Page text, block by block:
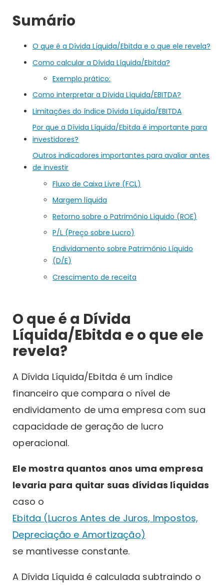
Sumário
O que é a Dívida Líquida/Ebitda e o que ele revela?
Como calcular a Dívida Líquida/Ebitda?
Exemplo prático:
Como interpretar a Dívida Líquida/EBITDA?
Limitações do índice Dívida Líquida/EBITDA
Por que a Dívida Líquida/Ebitda é importante para
investidores?
Outros indicadores importantes para avaliar antes
de investir
Fluxo de Caixa Livre (FCL)
Margem líquida
Retorno sobre o Patrimônio Líquido (ROE)
P/L (Preço sobre Lucro)
Endividamento sobre Patrimônio Líquido
(D/E)
Crescimento de receita
O que é a Dívida
Líquida/Ebitda e o que ele
revela?
A Dívida Líquida/Ebitda é um índice
financeiro que compara o nível de
endividamento de uma empresa com sua
capacidade de geração de lucro
operacional.
Ele mostra quantos anos uma empresa
levaria para quitar suas dívidas líquidas
caso o
Ebitda (Lucros Antes de Juros, Impostos,
Depreciação e Amortização)
se mantivesse constante.
A Dívida Líquida é calculada subtraindo o